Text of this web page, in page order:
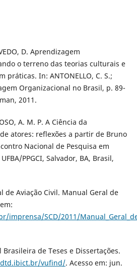
D. Aprendizagem
o terreno das teorias culturais e
práticas. In: ANTONELLO, C. S.;
Organizacional no Brasil, p. 89-
2011.
A. M. P. A Ciência da
atores: reflexões a partir de Bruno
Nacional de Pesquisa em
PPGCI, Salvador, BA, Brasil,
de Aviação Civil. Manual Geral de
imprensa/SCD/2011/
de Teses e Dissertações.
vufind/. Acesso em: jun.